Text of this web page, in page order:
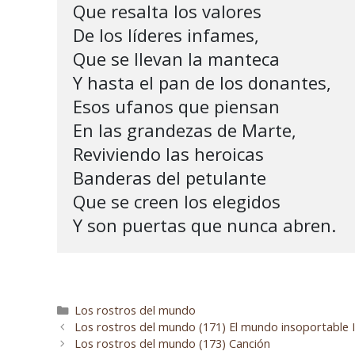
Que resalta los valores
De los líderes infames,
Que se llevan la manteca
Y hasta el pan de los donantes,
Esos ufanos que piensan
En las grandezas de Marte,
Reviviendo las heroicas
Banderas del petulante
Que se creen los elegidos
Los rostros del mundo
Los rostros del mundo (171) El mundo insoportable
Los rostros del mundo (173) Canción